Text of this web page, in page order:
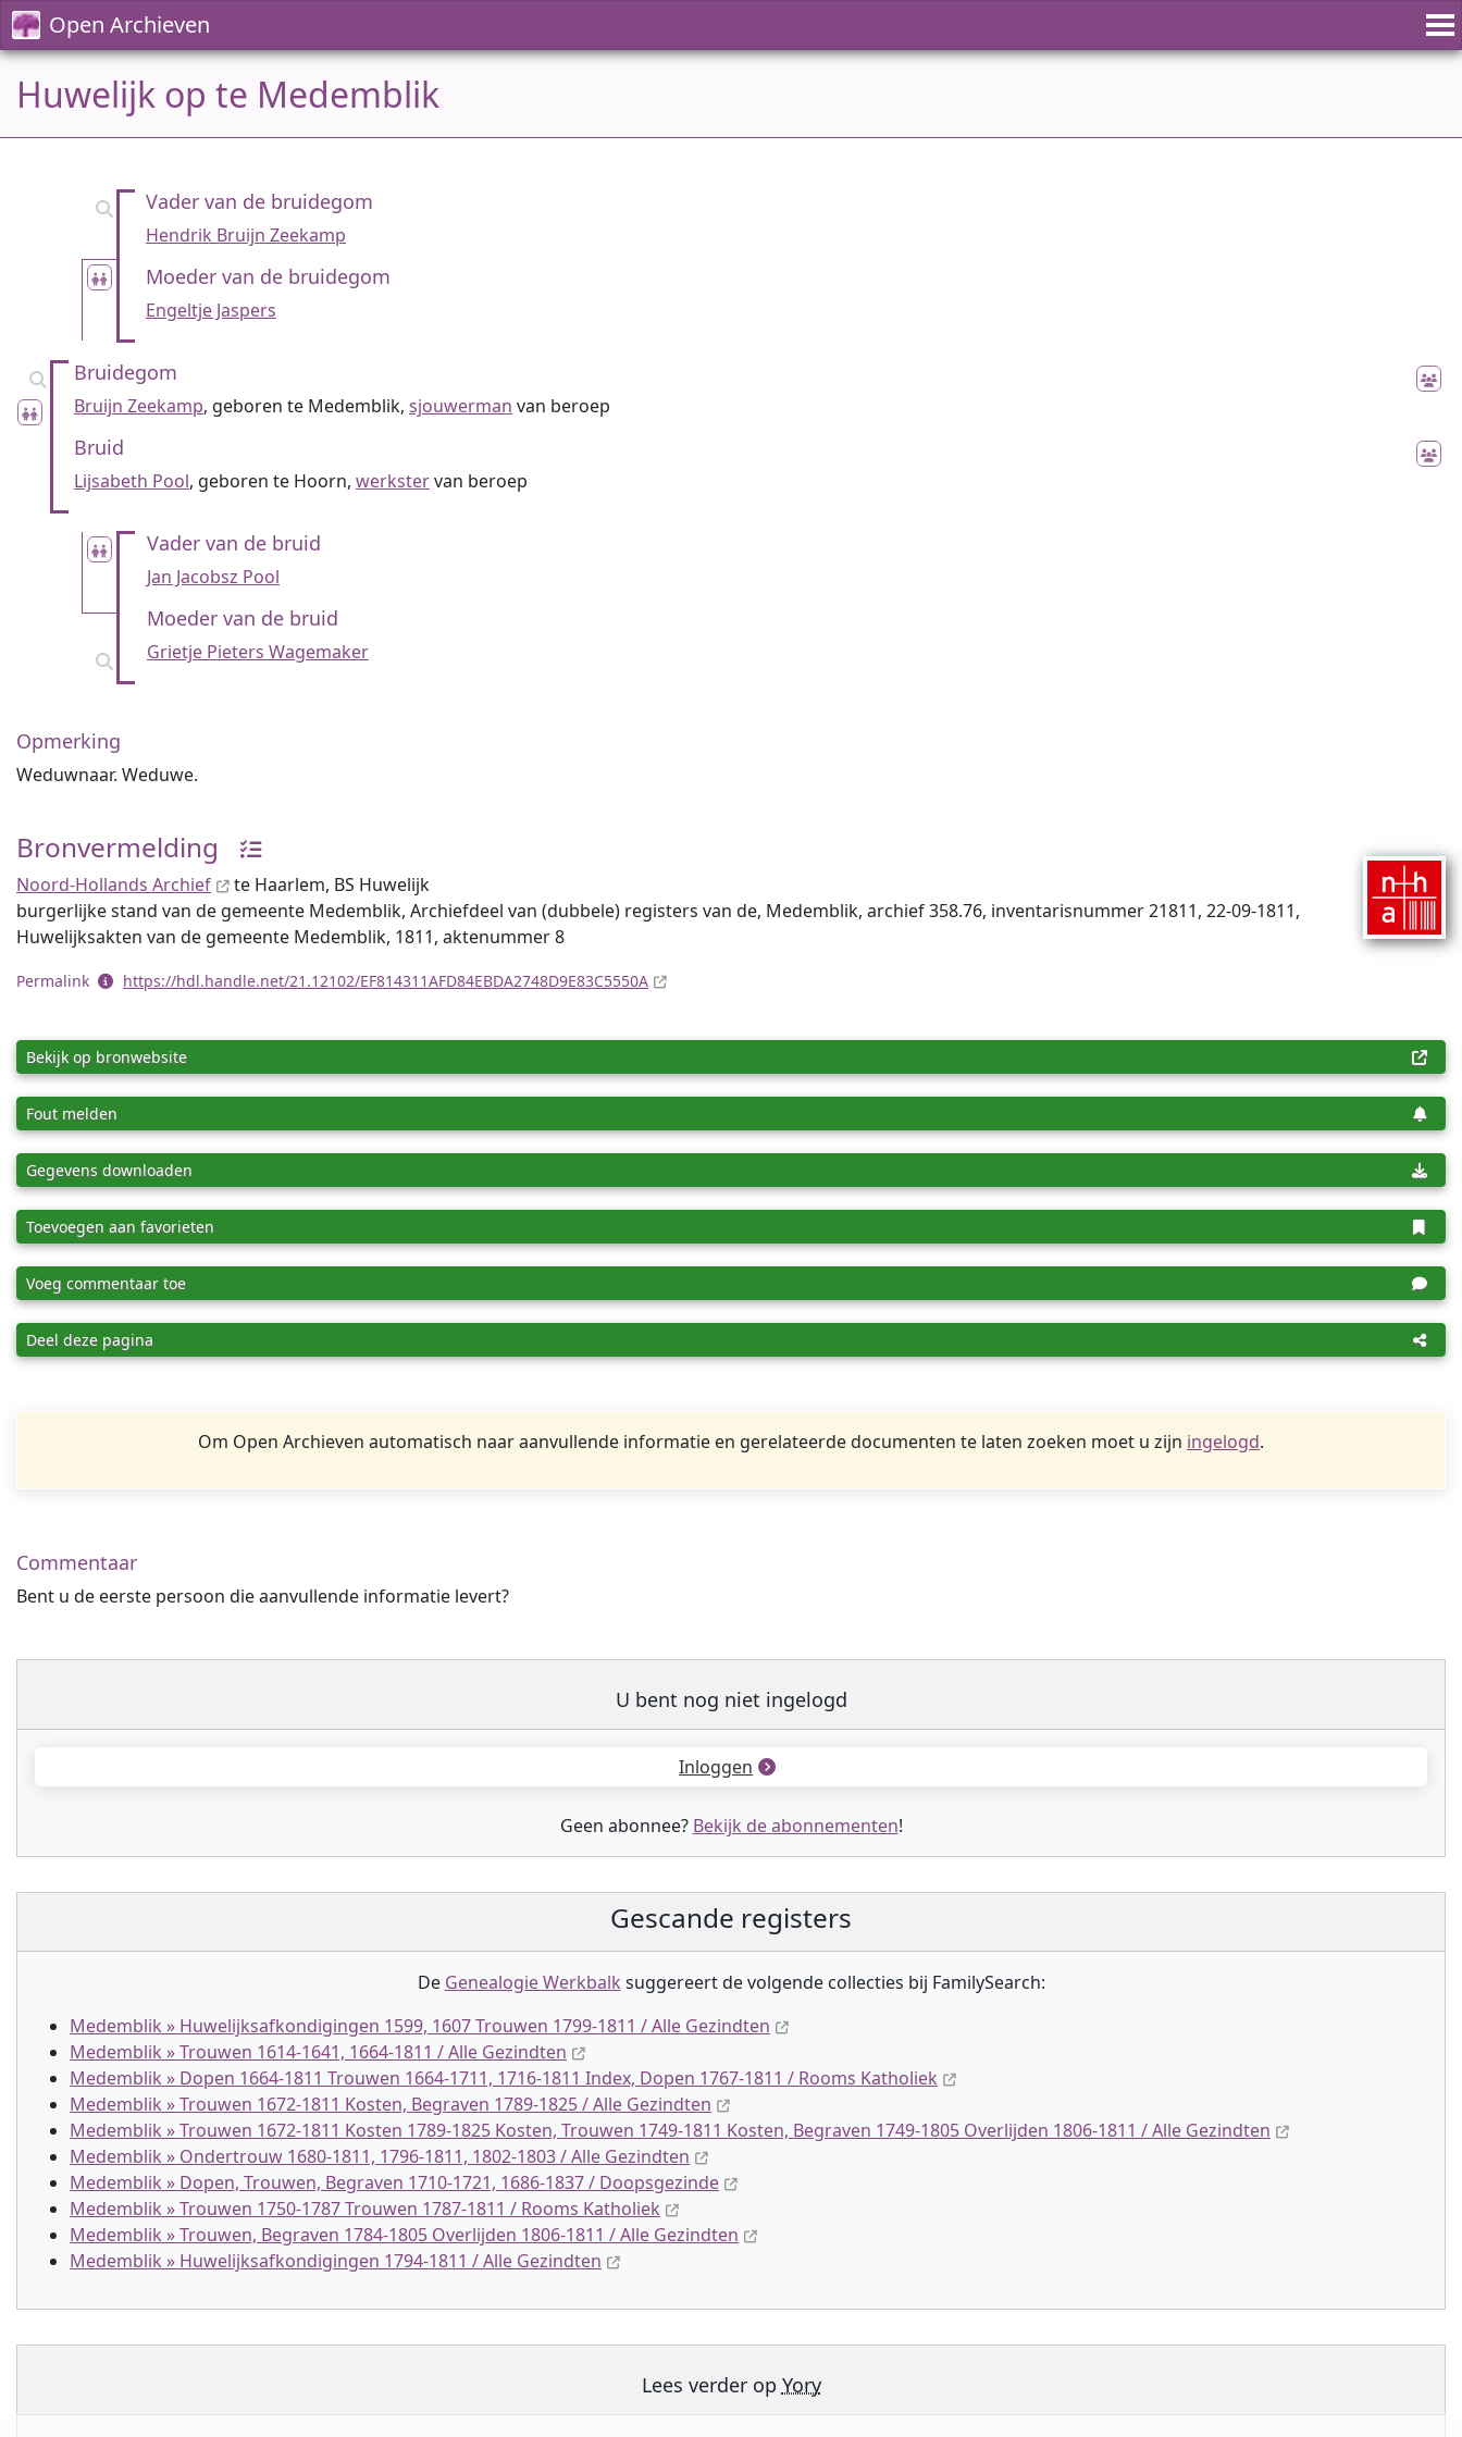
Open Archieven
Huwelijk op te Medemblik
Vader van de bruidegom
Hendrik Bruijn Zeekamp
Moeder van de bruidegom
Engeltje Jaspers
Bruidegom
Bruijn Zeekamp, geboren te Medemblik, sjouwerman van beroep
Bruid
Lijsabeth Pool, geboren te Hoorn, werkstervan beroep
Vader van de bruid
Jan Jacobsz Pool
Moeder van de bruid
Grietje Pieters Wagemaker
Opmerking
Weduwnaar. Weduwe.
Bronvermelding
Noord-Hollands Archief
te Haarlem, BS Huwelijk
burgerlijke stand van de gemeente Medemblik, Archiefdeel van (dubbele) registers van de, Medemblik, archief 358.76, inventaris­num­mer 21811, 22-09-1811,
Huwelijksakten van de gemeente Medemblik, 1811, aktenummer 8
Permalink https://hdl.handle.net/21.12102/EF814311AFD84EBDA2748D9E83C5550A
Bekijk op bronwebsite
Fout melden
Gegevens downloaden
Toevoegen aan favorieten
Voeg commentaar toe
Deel deze pagina
Om Open Archieven automatisch naar aanvullende informatie en gerelateerde documenten te laten zoeken moet u zijn ingelogd.
Commentaar
Bent u de eerste persoon die aanvullende informatie levert?
U bent nog niet ingelogd
Inloggen
Geen abonnee? Bekijk de abonnementen!
Gescande registers
De Genealogie Werkbalk suggereert de volgende collecties bij FamilySearch:
Medemblik » Huwelijksafkondigingen 1599, 1607 Trouwen 1799-1811 / Alle Gezindten
Medemblik » Trouwen 1614-1641, 1664-1811 / Alle Gezindten
Medemblik » Dopen 1664-1811 Trouwen 1664-1711, 1716-1811 Index, Dopen 1767-1811 / Rooms Katholiek
Medemblik » Trouwen 1672-1811 Kosten, Begraven 1789-1825 / Alle Gezindten
Medemblik » Trouwen 1672-1811 Kosten 1789-1825 Kosten, Trouwen 1749-1811 Kosten, Begraven 1749-1805 Overlijden 1806-1811 / Alle Gezindten
Medemblik » Ondertrouw 1680-1811, 1796-1811, 1802-1803 / Alle Gezindten
Medemblik » Dopen, Trouwen, Begraven 1710-1721, 1686-1837 / Doopsgezinde
Medemblik » Trouwen 1750-1787 Trouwen 1787-1811 / Rooms Katholiek
Medemblik » Trouwen, Begraven 1784-1805 Overlijden 1806-1811 / Alle Gezindten
Medemblik » Huwelijksafkondigingen 1794-1811 / Alle Gezindten
Lees verder op Yory